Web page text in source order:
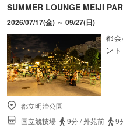
SUMMER LOUNGE MEIJI
2026/07/17(金) ～ 09/27(日)
都
ン
都立明治公園
国立競技場
9分/外苑前 9